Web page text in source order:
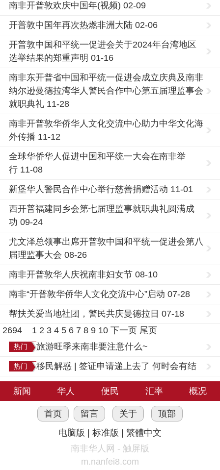
南非开普敦欢庆中国年(视频) 02-09
开普敦中国年再次热燃非洲大陆 02-06
开普敦中国和平统一促进会关于2024年台湾地区
选举结果的郑重声明 01-16
南非东开普省中国和平统一促进会成立庆典及南非
纳尔逊曼德拉湾华人警民合作中心第五届理监事会
就职典礼 11-28
南非开普敦华侨华人文化交流中心助力中华文化海
外传播 11-12
全球华侨华人促进中国和平统一大会在南非举
行 11-08
新堡华人警民合作中心举行慈善捐赠活动 11-01
西开普福建同乡会第七届理监事就职典礼圆满成
功 09-24
尤文泽总领事出席开普敦中国和平统一促进会第八
届理监事大会 08-26
南非开普敦华人庆祝南非妇女节 08-10
南非“开普敦华侨华人文化交流中心”启动 07-28
帮扶关爱当地社团，警民共庆曼德拉日 07-18
2694
1 2 3 4 5 6 7 8 9 10 下一页 尾页
热门 旅游旺季来南非要注意什么~
热门
移民解惑 | 签证申请递上去了 何时会有结
果？
新闻
华人 便民 汇率 概况
首页 留言 关于
顶部
电脑版
标准版
繁體中文
南非华人网 - 触屏版
m.nanfei8.com